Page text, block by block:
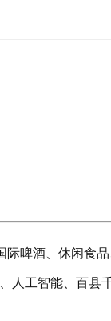
啤酒、休闲食
工智能、百县